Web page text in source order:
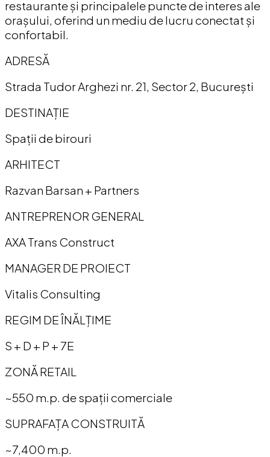
restaurante și principalele puncte de interes ale
orașului, oferind un mediu de lucru conectat și
confortabil.
ADRESĂ
Strada Tudor Arghezi nr. 21, Sector 2, București
DESTINAȚIE
Spații de birouri
ARHITECT
Razvan Barsan + Partners
ANTREPRENOR GENERAL
AXA Trans Construct
MANAGER DE PROIECT
Vitalis Consulting
REGIM DE ÎNĂLȚIME
S + D + P + 7E
ZONĂ RETAIL
~550 m.p. de spații comerciale
SUPRAFAȚA CONSTRUITĂ
~7,400 m.p.